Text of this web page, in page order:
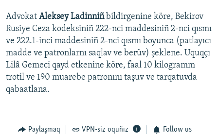
Advokat Aleksey Ladinniñbildirgenine köre, Bekirov
Rusiye Ceza kodeksiniñ 222-nci maddesiniñ 2-nci qısmı
ve 222.1-inci maddesiniñ 2-nci qısmı boyunca (patlayıcı
madde ve patronlarnı saqlav ve berüv) şeklene. Uquqçı
Lilâ Gemeci qayd etkenine köre, faal 10 kilogramm
trotil ve 190 muarebe patronını taşuv ve tarqatuvda
qabaatlana.
Paylaşmaq VPN-siz oquñız Follow us